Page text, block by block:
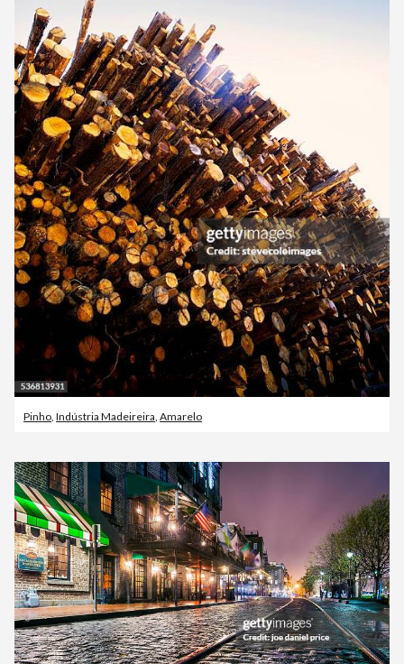
Pinho, Indústria Madeireira, Amarelo